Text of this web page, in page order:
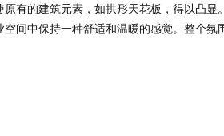
有的建筑元素，如拱形天花板，得以凸显
空间中保持一种舒适和温暖的感觉。整个氛